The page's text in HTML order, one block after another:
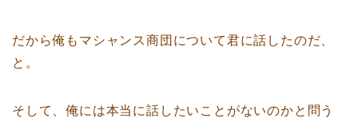
だから俺もマシャンス商団について君に話したのだ、
と。
そして、俺には本当に話したいことがないのかと問う